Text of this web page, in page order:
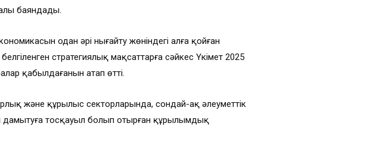
баяндады.
одан әрі нығайту жөніндегі алға қойған
стратегиялық мақсаттарға сәйкес Үкімет 2025
қабылдағанын атап өтті.
және құрылыс секторларында, сондай-ақ әлеуметтік
тосқауыл болып отырған құрылымдық